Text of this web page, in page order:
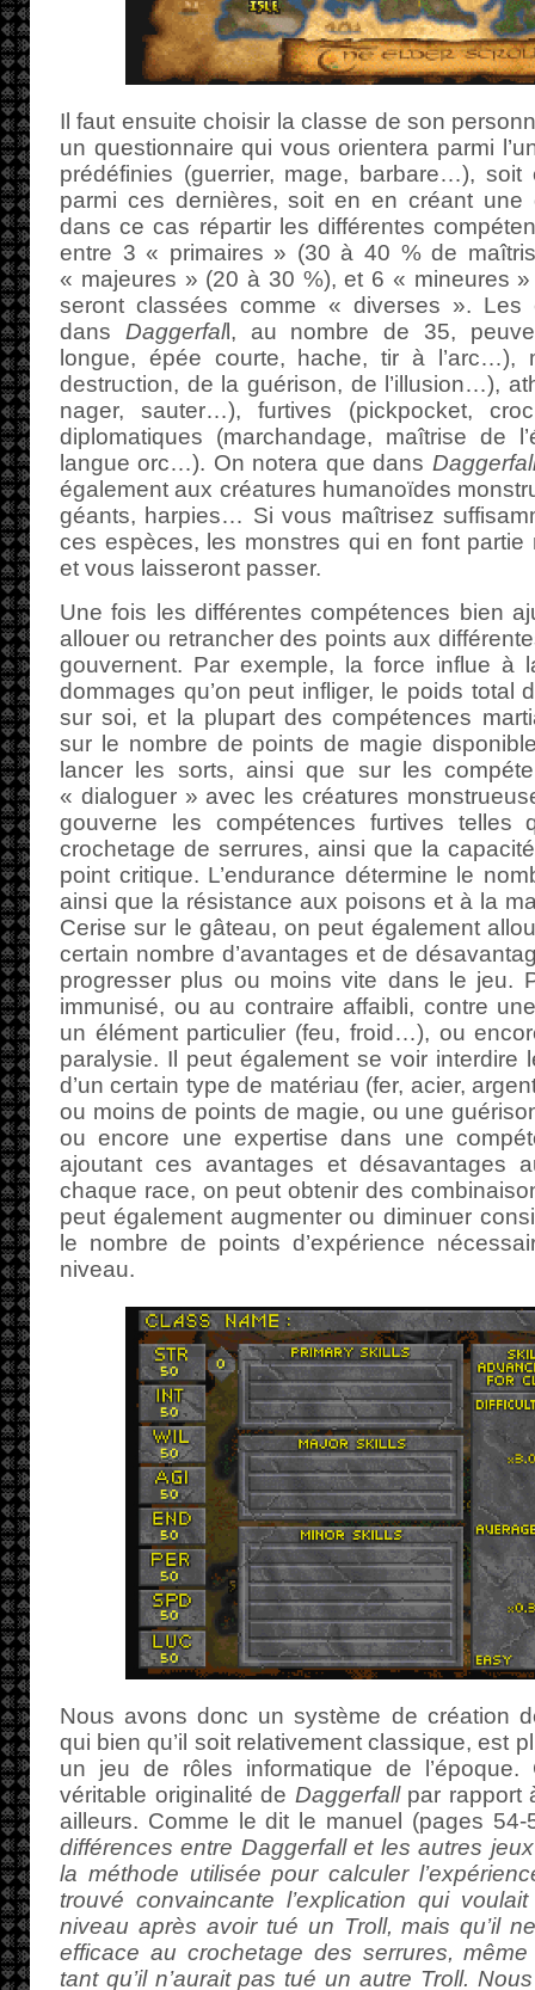
Il faut ensuite choisir la classe de son
un questionnaire qui vous orientera parmi
prédéfinies (guerrier, mage, barbare…), soit
parmi ces dernières, soit en en créant
dans ce cas répartir les différentes
entre 3 « primaires » (30 à 40 % de
« majeures » (20 à 30 %), et 6 « mineures
seront classées comme « diverses ». Les
dans Daggerfall, au nombre de 35,
longue, épée courte, hache, tir à l’arc…),
destruction, de la guérison, de l’illusion…),
nager, sauter…), furtives (pickpocket,
diplomatiques (marchandage, maîtrise de
langue orc…). On notera que dans
également aux créatures humanoïdes
géants, harpies… Si vous maîtrisez
ces espèces, les monstres qui en font
et vous laisseront passer.
Une fois les différentes compétences bien
allouer ou retrancher des points aux
gouvernent. Par exemple, la force influe à
dommages qu’on peut infliger, le poids total
sur soi, et la plupart des compétences
sur le nombre de points de magie
lancer les sorts, ainsi que sur les
« dialoguer » avec les créatures
gouverne les compétences furtives
crochetage de serrures, ainsi que la
point critique. L’endurance détermine le
ainsi que la résistance aux poisons et à la
Cerise sur le gâteau, on peut également
certain nombre d’avantages et de
progresser plus ou moins vite dans le jeu.
immunisé, ou au contraire affaibli, contre
un élément particulier (feu, froid…), ou
paralysie. Il peut également se voir interdire
d’un certain type de matériau (fer, acier,
ou moins de points de magie, ou une
ou encore une expertise dans une
ajoutant ces avantages et désavantages
chaque race, on peut obtenir des
peut également augmenter ou diminuer
le nombre de points d’expérience
niveau.
Nous avons donc un système de création
qui bien qu’il soit relativement classique, est
un jeu de rôles informatique de l’époque.
véritable originalité de Daggerfallpar rapport
ailleurs. Comme le dit le manuel (pages
différences entre Daggerfall et les autres
la méthode utilisée pour calculer
trouvé convaincante l’explication qui
niveau après avoir tué un Troll, mais qu’il
efficace au crochetage des serrures, même
tant qu’il n’aurait pas tué un autre Troll.